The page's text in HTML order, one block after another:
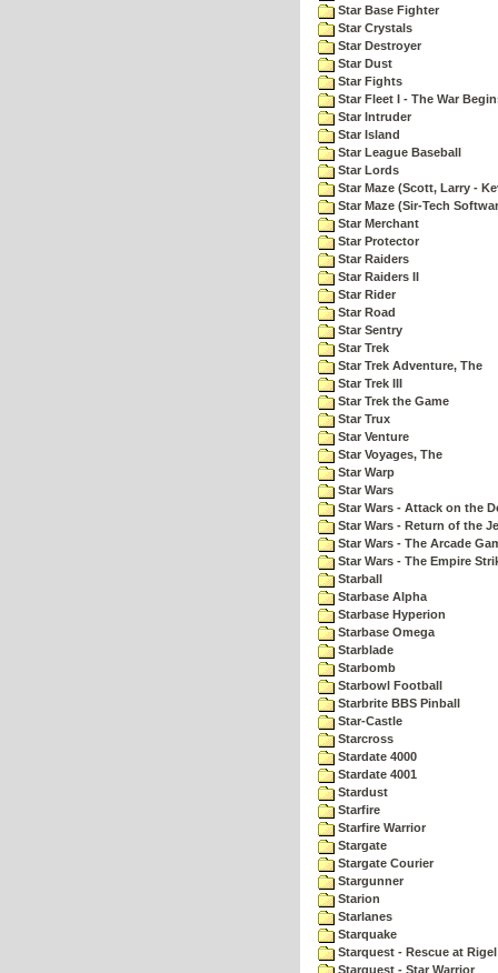
Star Base Fighter
Star Crystals
Star Destroyer
Star Dust
Star Fights
Star Fleet I - The War
Star Intruder
Star Island
Star League Baseball
Star Lords
Star Maze (Scott, Larry -
Star Maze (Sir-Tech
Star Merchant
Star Protector
Star Raiders
Star Raiders II
Star Rider
Star Road
Star Sentry
Star Trek
Star Trek Adventure, The
Star Trek III
Star Trek the Game
Star Trux
Star Venture
Star Voyages, The
Star Warp
Star Wars
Star Wars - Attack on the
Star Wars - Return of the
Star Wars - The Arcade
Star Wars - The Empire
Starball
Starbase Alpha
Starbase Hyperion
Starbase Omega
Starblade
Starbomb
Starbowl Football
Starbrite BBS Pinball
Star-Castle
Starcross
Stardate 4000
Stardate 4001
Stardust
Starfire
Starfire Warrior
Stargate
Stargate Courier
Stargunner
Starion
Starlanes
Starquake
Starquest - Rescue at Rigel
Starquest - Star Warrior